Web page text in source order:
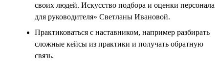
своих людей. Искусство подбора и оценки персонала
для руководителя» Светланы Ивановой.
Практиковаться с наставником, например разбирать
сложные кейсы из практики и получать обратную
связь.